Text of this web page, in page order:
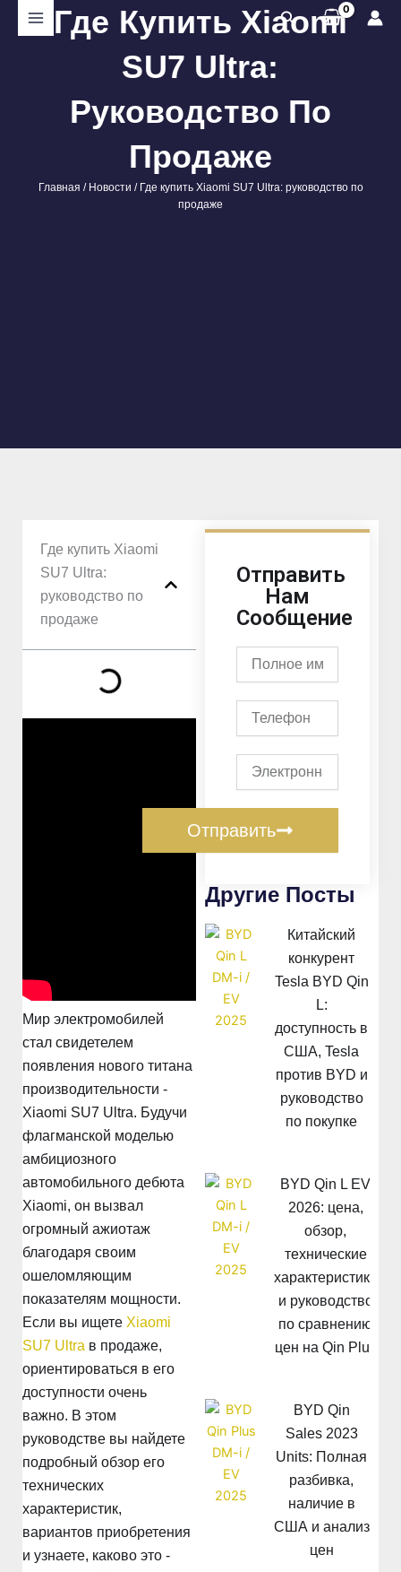
Перейти
Поиск
Где Купить Xiaomi
SU7 Ultra:
Руководство По
Продаже
Главная / Новости / Где купить Xiaomi SU7 Ultra: руководство по
продаже
Где купить Xiaomi
SU7 Ultra:
руководство по
продаже
Мир электромобилей
стал свидетелем
появления нового титана
производительности -
Xiaomi SU7 Ultra. Будучи
флагманской моделью
амбициозного
автомобильного дебюта
Xiaomi, он вызвал
огромный ажиотаж
благодаря своим
ошеломляющим
показателям мощности.
Если вы ищете Xiaomi
SU7 Ultra в продаже,
ориентироваться в его
доступности очень
важно. В этом
руководстве вы найдете
подробный обзор его
технических
характеристик,
вариантов приобретения
и узнаете, каково это -
Отправить
Нам
Сообщение
имя
почта
Отправить
Другие Посты
Китайский
конкурент
Tesla BYD Qin
L:
доступность в
США, Tesla
против BYD и
руководство
по покупке
BYD Qin L EV
2026: цена,
обзор,
технические
характеристики
и руководство
по сравнению
цен на Qin Plus
BYD Qin
Sales 2023
Units: Полная
разбивка,
наличие в
США и анализ
цен